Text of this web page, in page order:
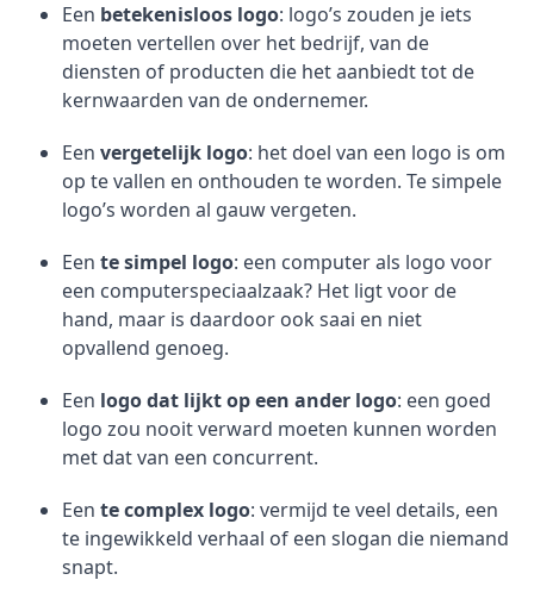
Een betekenisloos logo: logo’s zouden je iets
moeten vertellen over het bedrijf, van de
diensten of producten die het aanbiedt tot de
kernwaarden van de ondernemer.
Een vergetelijk logo: het doel van een logo is om
op te vallen en onthouden te worden. Te simpele
logo’s worden al gauw vergeten.
Een te simpel logo: een computer als logo voor
een computerspeciaalzaak? Het ligt voor de
hand, maar is daardoor ook saai en niet
opvallend genoeg.
Een logo dat lijkt op een ander logo: een goed
logo zou nooit verward moeten kunnen worden
met dat van een concurrent.
Een te complex logo: vermijd te veel details, een
te ingewikkeld verhaal of een slogan die niemand
snapt.